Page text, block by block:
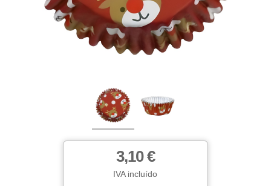
3,10 €
IVA incluído